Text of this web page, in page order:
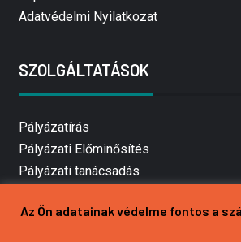
Adatvédelmi Nyilatkozat
SZOLGÁLTATÁSOK
Pályázatírás
Pályázati Előminősítés
Pályázati tanácsadás
Mezőgazdasági pályázatírás
Az Ön adatainak védelme fontos a